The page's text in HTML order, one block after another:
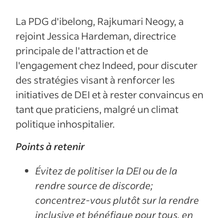
La PDG d'ibelong, Rajkumari Neogy, a
rejoint Jessica Hardeman, directrice
principale de l'attraction et de
l'engagement chez Indeed, pour discuter
des stratégies visant à renforcer les
initiatives de DEI et à rester convaincus en
tant que praticiens, malgré un climat
politique inhospitalier.
Points à retenir
Évitez de politiser la DEI ou de la
rendre source de discorde;
concentrez-vous plutôt sur la rendre
inclusive et bénéfique pour tous, en